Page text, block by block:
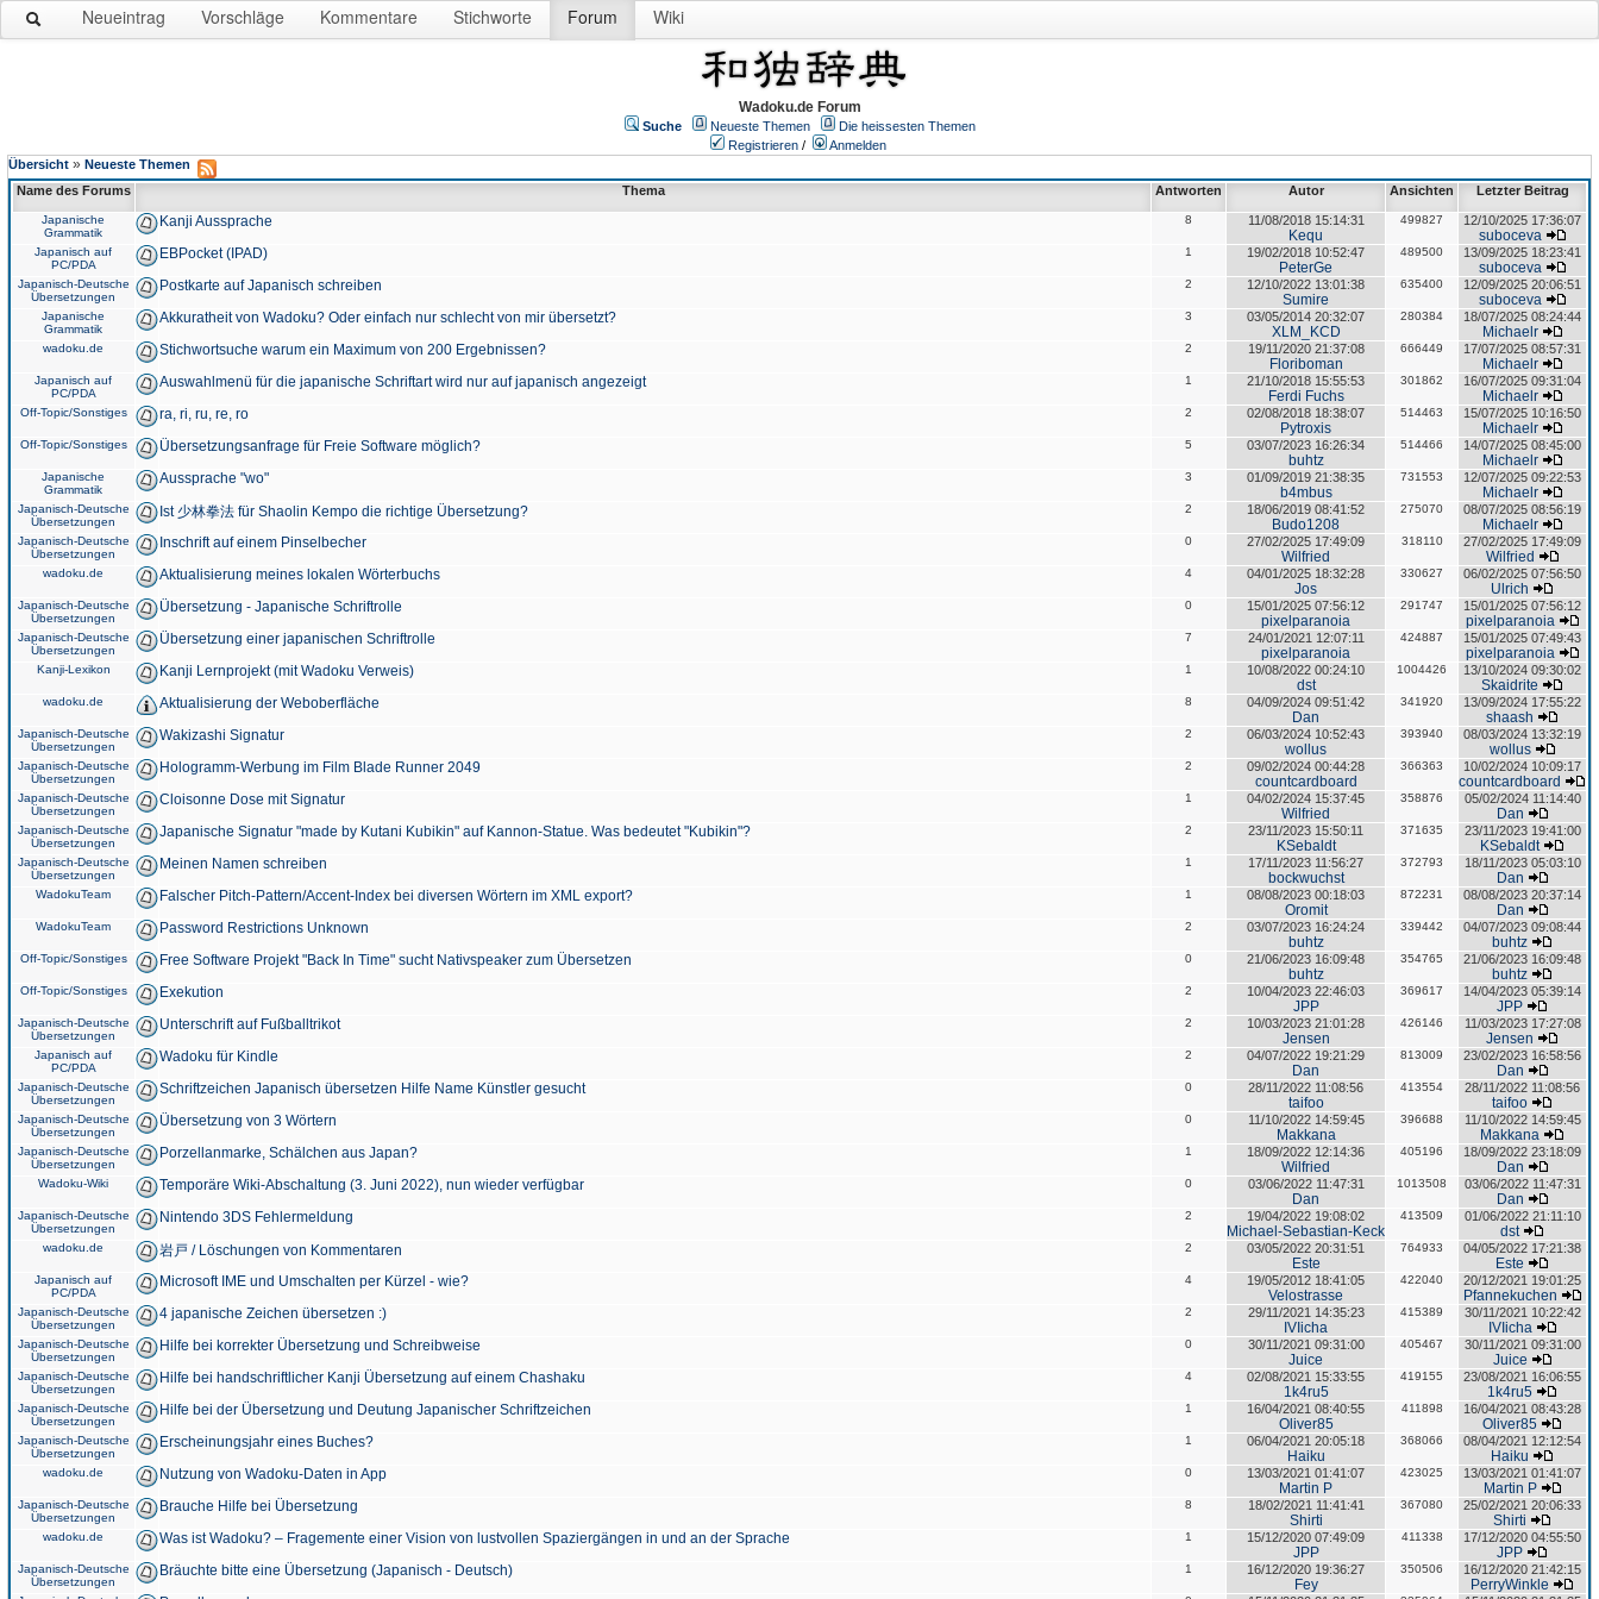
Neueintrag Vorschläge Kommentare Stichworte Forum Wiki
Wadoku.de Forum
Suche Neueste Themen
Die heissesten Themen
Registrieren /
Anmelden
Übersicht » Neueste Themen
Name des Forums
Thema Antworten Autor Ansichten Letzter Beitrag
Japanische
Grammatik
Kanji Aussprache 8 11/08/2018 15:14:31
Kequ
499827 12/10/2025 17:36:07
suboceva
Japanisch auf
PC/PDA
EBPocket (IPAD) 1 19/02/2018 10:52:47
PeterGe
489500 13/09/2025 18:23:41
suboceva
Japanisch-Deutsche
Übersetzungen
Postkarte auf Japanisch schreiben 2 12/10/2022 13:01:38
Sumire
635400 12/09/2025 20:06:51
suboceva
Japanische
Grammatik
Akkuratheit von Wadoku? Oder einfach nur schlecht von mir übersetzt? 3 03/05/2014 20:32:07
XLM_KCD
280384 18/07/2025 08:24:44
Michaelr
wadoku.de Stichwortsuche warum ein Maximum von 200 Ergebnissen? 2 19/11/2020 21:37:08
Floriboman
666449 17/07/2025 08:57:31
Michaelr
Japanisch auf
PC/PDA
Auswahlmenü für die japanische Schriftart wird nur auf japanisch angezeigt 1 21/10/2018 15:55:53
Ferdi Fuchs
301862 16/07/2025 09:31:04
Michaelr
Off-Topic/Sonstiges ra, ri, ru, re, ro 2 02/08/2018 18:38:07
Pytroxis
514463 15/07/2025 10:16:50
Michaelr
Off-Topic/Sonstiges Übersetzungsanfrage für Freie Software möglich? 5 03/07/2023 16:26:34
buhtz
514466 14/07/2025 08:45:00
Michaelr
Japanische
Grammatik
Aussprache "wo" 3 01/09/2019 21:38:35
b4mbus
731553 12/07/2025 09:22:53
Michaelr
Japanisch-Deutsche
Übersetzungen
Ist 少林拳法 für Shaolin Kempo die richtige Übersetzung? 2 18/06/2019 08:41:52
Budo1208
275070 08/07/2025 08:56:19
Michaelr
Japanisch-Deutsche
Übersetzungen
Inschrift auf einem Pinselbecher 0 27/02/2025 17:49:09
Wilfried
318110 27/02/2025 17:49:09
Wilfried
wadoku.de Aktualisierung meines lokalen Wörterbuchs 4 04/01/2025 18:32:28
Jos
330627 06/02/2025 07:56:50
Ulrich
Japanisch-Deutsche
Übersetzungen
Übersetzung - Japanische Schriftrolle 0 15/01/2025 07:56:12
pixelparanoia
291747 15/01/2025 07:56:12
pixelparanoia
Japanisch-Deutsche
Übersetzungen
Übersetzung einer japanischen Schriftrolle 7 24/01/2021 12:07:11
pixelparanoia
424887 15/01/2025 07:49:43
pixelparanoia
Kanji-Lexikon Kanji Lernprojekt (mit Wadoku Verweis) 1 10/08/2022 00:24:10
dst
1004426 13/10/2024 09:30:02
Skaidrite
wadoku.de Aktualisierung der Weboberfläche 8 04/09/2024 09:51:42
Dan
341920 13/09/2024 17:55:22
shaash
Japanisch-Deutsche
Übersetzungen
Wakizashi Signatur 2 06/03/2024 10:52:43
wollus
393940 08/03/2024 13:32:19
wollus
Japanisch-Deutsche
Übersetzungen
Hologramm-Werbung im Film Blade Runner 2049 2 09/02/2024 00:44:28
countcardboard
366363 10/02/2024 10:09:17
countcardboard
Japanisch-Deutsche
Übersetzungen
Cloisonne Dose mit Signatur 1 04/02/2024 15:37:45
Wilfried
358876 05/02/2024 11:14:40
Dan
Japanisch-Deutsche
Übersetzungen
Japanische Signatur "made by Kutani Kubikin" auf Kannon-Statue. Was bedeutet "Kubikin"? 2 23/11/2023 15:50:11
KSebaldt
371635 23/11/2023 19:41:00
KSebaldt
Japanisch-Deutsche
Übersetzungen
Meinen Namen schreiben 1 17/11/2023 11:56:27
bockwuchst
372793 18/11/2023 05:03:10
Dan
WadokuTeam Falscher Pitch-Pattern/Accent-Index bei diversen Wörtern im XML export? 1 08/08/2023 00:18:03
Oromit
872231 08/08/2023 20:37:14
Dan
WadokuTeam Password Restrictions Unknown 2 03/07/2023 16:24:24
buhtz
339442 04/07/2023 09:08:44
buhtz
Off-Topic/Sonstiges Free Software Projekt "Back In Time" sucht Nativspeaker zum Übersetzen 0 21/06/2023 16:09:48
buhtz
354765 21/06/2023 16:09:48
buhtz
Off-Topic/Sonstiges Exekution 2 10/04/2023 22:46:03
JPP
369617 14/04/2023 05:39:14
JPP
Japanisch-Deutsche
Übersetzungen
Unterschrift auf Fußballtrikot 2 10/03/2023 21:01:28
Jensen
426146 11/03/2023 17:27:08
Jensen
Japanisch auf
PC/PDA
Wadoku für Kindle 2 04/07/2022 19:21:29
Dan
813009 23/02/2023 16:58:56
Dan
Japanisch-Deutsche
Übersetzungen
Schriftzeichen Japanisch übersetzen Hilfe Name Künstler gesucht 0 28/11/2022 11:08:56
taifoo
413554 28/11/2022 11:08:56
taifoo
Japanisch-Deutsche
Übersetzungen
Übersetzung von 3 Wörtern 0 11/10/2022 14:59:45
Makkana
396688 11/10/2022 14:59:45
Makkana
Japanisch-Deutsche
Übersetzungen
Porzellanmarke, Schälchen aus Japan? 1 18/09/2022 12:14:36
Wilfried
405196 18/09/2022 23:18:09
Dan
Wadoku-Wiki Temporäre Wiki-Abschaltung (3. Juni 2022), nun wieder verfügbar 0 03/06/2022 11:47:31
Dan
1013508 03/06/2022 11:47:31
Dan
Japanisch-Deutsche
Übersetzungen
Nintendo 3DS Fehlermeldung 2 19/04/2022 19:08:02
Michael-Sebastian-Keck
413509 01/06/2022 21:11:10
dst
wadoku.de 岩戸 / Löschungen von Kommentaren 2 03/05/2022 20:31:51
Este
764933 04/05/2022 17:21:38
Este
Japanisch auf
PC/PDA
Microsoft IME und Umschalten per Kürzel - wie? 4 19/05/2012 18:41:05
Velostrasse
422040 20/12/2021 19:01:25
Pfannekuchen
Japanisch-Deutsche
Übersetzungen
4 japanische Zeichen übersetzen :) 2 29/11/2021 14:35:23
IVIicha
415389 30/11/2021 10:22:42
IVIicha
Japanisch-Deutsche
Übersetzungen
Hilfe bei korrekter Übersetzung und Schreibweise 0 30/11/2021 09:31:00
Juice
405467 30/11/2021 09:31:00
Juice
Japanisch-Deutsche
Übersetzungen
Hilfe bei handschriftlicher Kanji Übersetzung auf einem Chashaku 4 02/08/2021 15:33:55
1k4ru5
419155 23/08/2021 16:06:55
1k4ru5
Japanisch-Deutsche
Übersetzungen
Hilfe bei der Übersetzung und Deutung Japanischer Schriftzeichen 1 16/04/2021 08:40:55
Oliver85
411898 16/04/2021 08:43:28
Oliver85
Japanisch-Deutsche
Übersetzungen
Erscheinungsjahr eines Buches? 1 06/04/2021 20:05:18
Haiku
368066 08/04/2021 12:12:54
Haiku
wadoku.de Nutzung von Wadoku-Daten in App 0 13/03/2021 01:41:07
Martin P
423025 13/03/2021 01:41:07
Martin P
Japanisch-Deutsche
Übersetzungen
Brauche Hilfe bei Übersetzung 8 18/02/2021 11:41:41
Shirti
367080 25/02/2021 20:06:33
Shirti
wadoku.de Was ist Wadoku? – Fragemente einer Vision von lustvollen Spaziergängen in und an der Sprache 1 15/12/2020 07:49:09
JPP
411338 17/12/2020 04:55:50
JPP
Japanisch-Deutsche
Übersetzungen
Bräuchte bitte eine Übersetzung (Japanisch - Deutsch) 1 16/12/2020 19:36:27
Fey
350506 16/12/2020 21:42:15
PerryWinkle